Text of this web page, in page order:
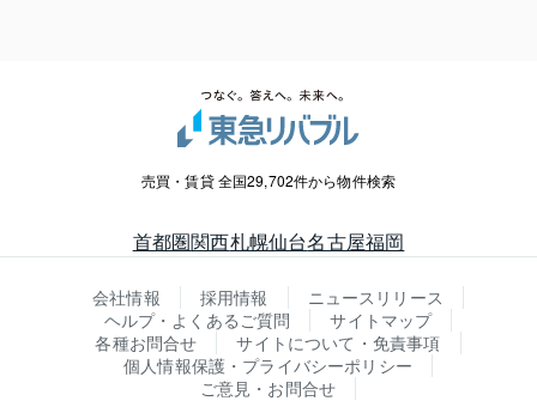
売買・賃貸 全国29,702件から物件検索
首都圏関西札幌仙台名古屋福岡
会社情報 採用情報
ニュースリリース
ヘルプ・よくあるご質問
サイトマップ
各種お問合せ
サイトについて・免責事項
個人情報保護・プライバシーポリシー
ご意見・お問合せ